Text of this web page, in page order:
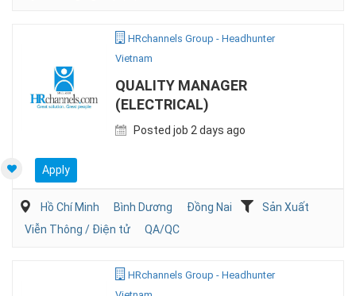
HRchannels Group - Headhunter
Vietnam
QUALITY MANAGER
(ELECTRICAL)
Posted job 2 days ago
Apply
Hồ Chí Minh Bình Dương Đồng Nai
Sản Xuất
Viễn Thông / Điện tử
QA/QC
HRchannels Group - Headhunter